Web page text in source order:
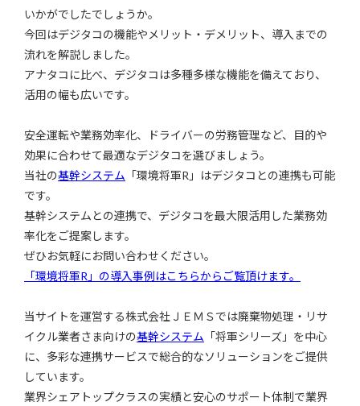
いかがでしたでしょうか。
今回はデジタコの機能やメリット・デメリット、導入までの
流れを解説しました。
アナタコに比べ、デジタコは多種多様な機能を備えており、
活用の幅も広いです。
安全運転や業務効率化、ドライバーの労務管理など、目的や
効果に合わせて最適なデジタコを選びましょう。
当社の基幹システム 「環境将軍R」はデジタコとの連携も可能
です。
基幹システムとの連携で、デジタコを最大限活用した業務効
率化をご提案します。
ぜひお気軽にお問い合わせください。
「環境将軍R」の導入事例はこちらからご覧頂けます。
当サイトを運営する株式会社ＪＥＭＳでは廃棄物処理・リサ
イクル業者さま向けの基幹システム 「将軍シリーズ」を中心
に、多彩な連携サービスで総合的なソリューションをご提供
しています。
業界シェアトップクラスの実績と安心のサポート体制で業界